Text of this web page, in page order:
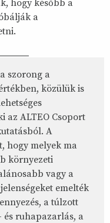
hogy később a
a
szorong a
közülük is
az ALTEO Csoport
A
hogy melyek ma
környezeti
vagy a
emelték
a túlzott
és ruhapazarlás, a